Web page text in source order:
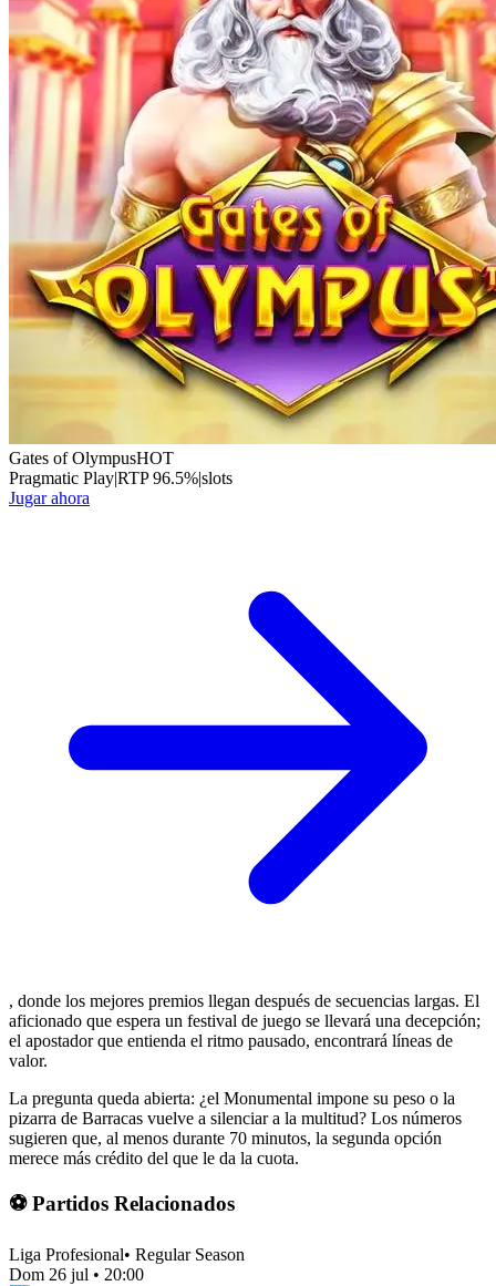
Gates of OlympusHOT
Pragmatic Play|RTP96.5%|slots
Jugar ahora
, donde los mejores premios llegan después de secuencias largas. El
aficionado que espera un festival de juego se llevará una decepción;
el apostador que entienda el ritmo pausado, encontrará líneas de
valor.
La pregunta queda abierta: ¿el Monumental impone su peso o la
pizarra de Barracas vuelve a silenciar a la multitud? Los números
sugieren que, al menos durante 70 minutos, la segunda opción
merece más crédito del que le da la cuota.
⚽ Partidos Relacionados
Liga Profesional• Regular Season
Dom 26 jul • 20:00